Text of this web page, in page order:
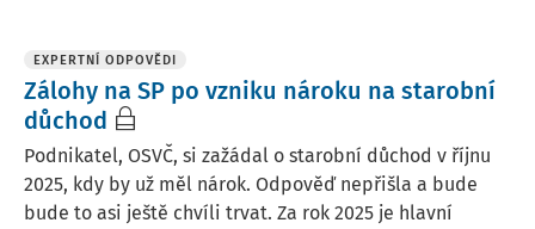
EXPERTNÍ ODPOVĚDI
Zálohy na SP po vzniku nároku na starobní
důchod
Podnikatel, OSVČ, si zažádal o starobní důchod v říjnu
2025, kdy by už měl nárok. Odpověď nepřišla a bude
bude to asi ještě chvíli trvat. Za rok 2025 je hlavní